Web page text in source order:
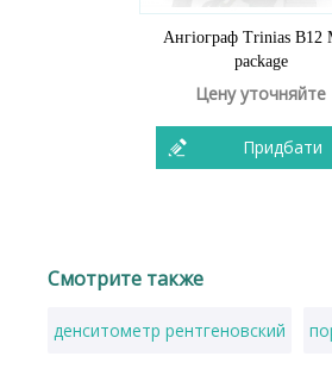
Ангіограф Trinias B12
package
Цену уточняйте
Придбати
Смотрите также
денситометр рентгеновский